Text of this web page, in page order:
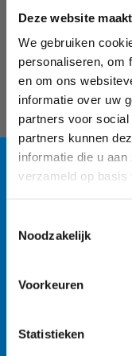
Deze website
We gebruiken
personaliseren, om
en om ons
informatie over uw
partners voor
partners kunnen
informatie die u
verzameld op basis
Noodzakelijk
Voorkeuren
Statistieken
🚫 Helaas is
wordt
Willebroek
Wil je met je
een stage